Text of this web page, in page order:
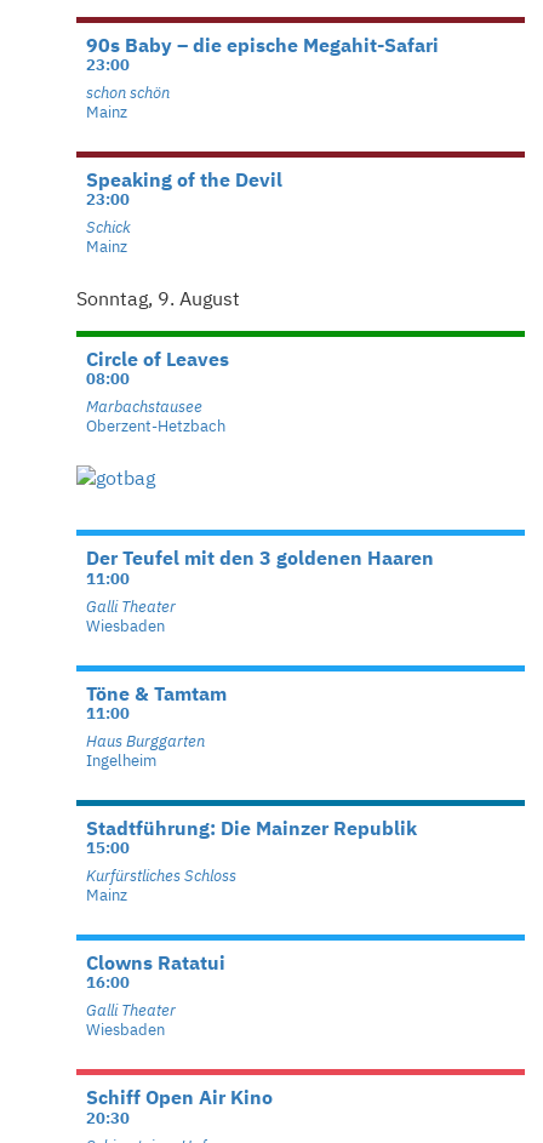
90s Baby – die epische Megahit-Safari
23:00
schon schön
Mainz
Speaking of the Devil
23:00
Schick
Mainz
Sonntag, 9. August
Circle of Leaves
08:00
Marbachstausee
Oberzent-Hetzbach
Der Teufel mit den 3 goldenen Haaren
11:00
Galli Theater
Wiesbaden
Töne & Tamtam
11:00
Haus Burggarten
Ingelheim
Stadtführung: Die Mainzer Republik
15:00
Kurfürstliches Schloss
Mainz
Clowns Ratatui
16:00
Galli Theater
Wiesbaden
Schiff Open Air Kino
20:30